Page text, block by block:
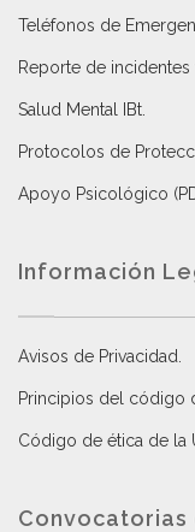
Teléfonos de
Reporte de
Salud Mental IBt
Protocolos de
Apoyo Psicológico
Información
Avisos de Privacidad
Principios del código
Código de ética de la
Convocatorias